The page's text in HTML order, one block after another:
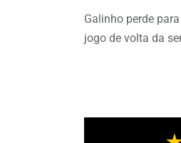
Galinho perde
jogo de volta da